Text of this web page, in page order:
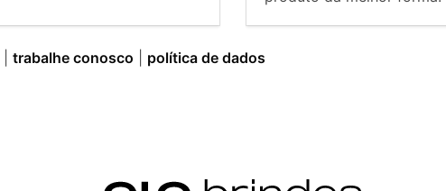
trabalhe conosco política de dados